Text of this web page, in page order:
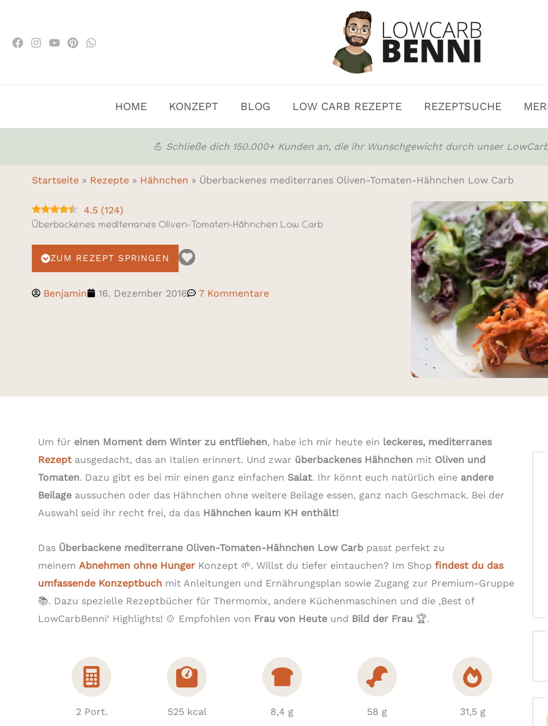
springen
HOME KONZEPT BLOG LOW CARB REZEPTE REZEPTSUCHE
💪 Schließe dich 150.000+ Kunden an, die ihr Wunschgewicht durch unser
Startseite » Rezepte » Hähnchen » Überbackenes mediterranes Oliven-Tomaten-Hähnchen Low Carb
4.5 (124)
Überbackenes mediterranes Oliven-Tomaten-Hähnchen Low Carb
ZUM REZEPT SPRINGEN
Benjamin 16. Dezember 2016 7 Kommentare
Um für einen Moment dem Winter zu entfliehen, habe ich mir heute ein leckeres, mediterranes
Rezept ausgedacht, das an Italien erinnert. Und zwar überbackenes Hähnchen mit Oliven und
Tomaten. Dazu gibt es bei mir einen ganz einfachen Salat. Ihr könnt euch natürlich eine andere
Beilage aussuchen oder das Hähnchen ohne weitere Beilage essen, ganz nach Geschmack. Bei der
Auswahl seid ihr recht frei, da das Hähnchen kaum KH enthält!
Das Überbackene mediterrane Oliven-Tomaten-Hähnchen Low Carb passt perfekt zu
meinem Abnehmen ohne Hunger Konzept 🌱. Willst du tiefer eintauchen? Im Shop findest du das
umfassende Konzeptbuch mit Anleitungen und Ernährungsplan sowie Zugang zur Premium-Gruppe
📚. Dazu spezielle Rezeptbücher für Thermomix, andere Küchenmaschinen und die ‚Best of
LowCarbBenni‘ Highlights! 🍲 Empfohlen von Frau von Heute und Bild der Frau 🏆.
2 Port. 525 kcal 8,4 g 58 g 31,5 g